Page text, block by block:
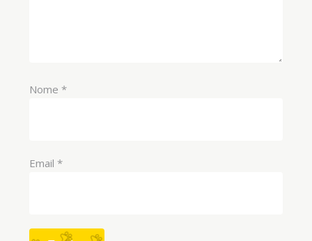
Nome *
Email *